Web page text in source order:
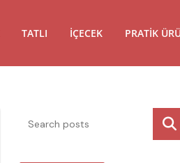
TATLI İÇECEK PRATIK
Ara